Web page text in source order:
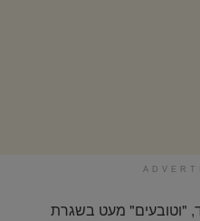
"וטובעים" מעט בשגרת